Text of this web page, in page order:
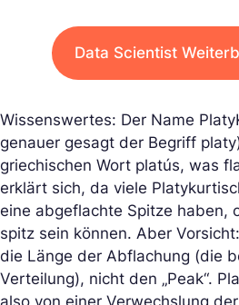
Data Scientist
Wissenswertes: Der Name
genauer gesagt der Begriff
griechischen Wort platús, was
erklärt sich, da viele
eine abgeflachte Spitze haben,
spitz sein können. Aber
die Länge der Abflachung (die
Verteilung), nicht den „Peak“.
also von einer Verwechslung